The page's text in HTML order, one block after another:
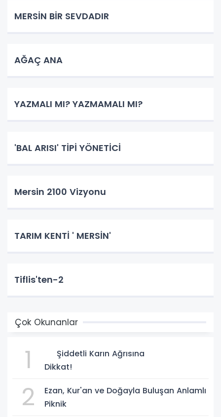
MERSİN BİR SEVDADIR
AĞAÇ ANA
YAZMALI MI? YAZMAMALI MI?
'BAL ARISI' TİPİ YÖNETİCİ
Mersin 2100 Vizyonu
TARIM KENTİ ' MERSİN'
Tiflis'ten-2
Çok Okunanlar
1
Şiddetli Karın Ağrısına
Dikkat!
2
Ezan, Kur'an ve Doğayla Buluşan Anlamlı
Piknik